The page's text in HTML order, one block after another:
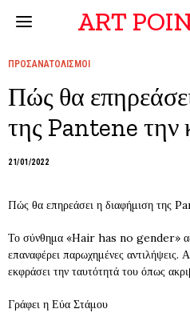
ART
ΠΡΟΣΑΝΑΤΟΛΙΣΜΟΙ
Πώς θα
της Pantene την
21/01/2022
Πώς θα επηρεάσει η διαφήμιση της
Το σύνθημα «Hair has no gender» ας
επαναφέρει παρωχημένες αντιλήψεις.
εκφράσει την ταυτότητά του όπως
Γράφει η Εύα Στάμου